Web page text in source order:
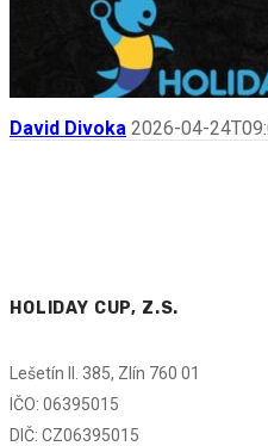
David Divoka 2026-04-
HOLIDAY CUP, Z.S.
Lešetín II. 385, Zlín 760 01
IČO: 06395015
DIČ: CZ06395015